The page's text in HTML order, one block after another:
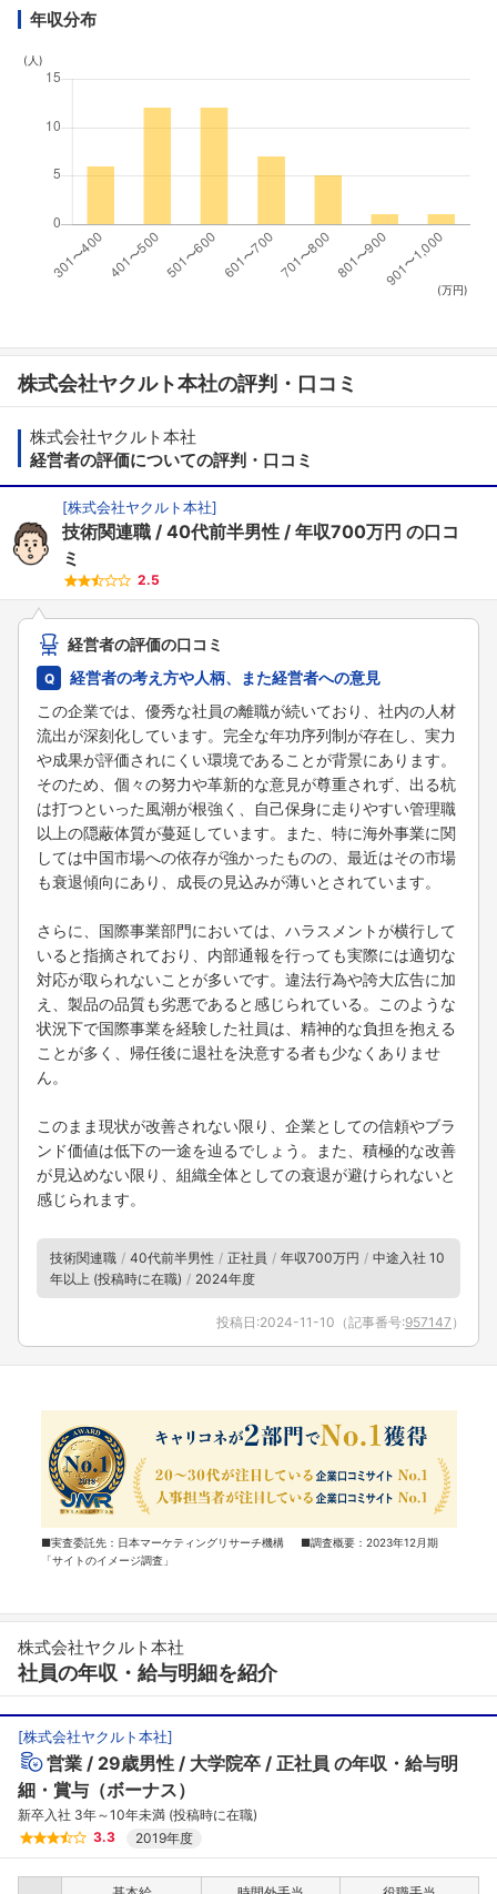
年収分布
(人)
(万円)
株式会社ヤクルト本社の評判・口コミ
株式会社ヤクルト本社
経営者の評価についての評判・口コミ
[株式会社ヤクルト本社]
技術関連職 40代前半男性 年収700万円 の口コ
ミ
2.5
経営者の評価の口コミ
経営者の考え方や人柄、また経営者への意見
この企業では、優秀な社員の離職が続いており、社内の人材
流出が深刻化しています。完全な年功序列制が存在し、実力
や成果が評価されにくい環境であることが背景にあります。
そのため、個々の努力や革新的な意見が尊重されず、出る杭
は打つといった風潮が根強く、自己保身に走りやすい管理職
以上の隠蔽体質が蔓延しています。また、特に海外事業に関
しては中国市場への依存が強かったものの、最近はその市場
も衰退傾向にあり、成長の見込みが薄いとされています。
さらに、国際事業部門においては、ハラスメントが横行して
いると指摘されており、内部通報を行っても実際には適切な
対応が取られないことが多いです。違法行為や誇大広告に加
え、製品の品質も劣悪であると感じられている。このような
状況下で国際事業を経験した社員は、精神的な負担を抱える
ことが多く、帰任後に退社を決意する者も少なくありませ
ん。
このまま現状が改善されない限り、企業としての信頼やブラ
ンド価値は低下の一途を辿るでしょう。また、積極的な改善
が見込めない限り、組織全体としての衰退が避けられないと
感じられます。
技術関連職 40代前半男性 正社員 年収700万円
中途入社 10
年以上 (投稿時に在職)
2024年度
投稿日:2024-11-10 （記事番号:957147 ）
■実査委託先：日本マーケティングリサーチ機構 ■調査概要：2023年12月期
「サイトのイメージ調査」
株式会社ヤクルト本社
社員の年収・給与明細を紹介
[株式会社ヤクルト本社]
営業 29歳男性 大学院卒 正社員 の年収・給与明
細・賞与（ボーナス）
新卒入社 3年～10年未満 (投稿時に在職)
3.3
2019年度